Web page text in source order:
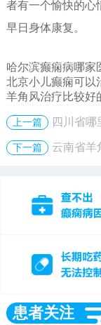
者有一个愉快的心
早日身体康复。
哈尔滨癫痫病哪家
北京小儿癫痫可以
羊角风治疗比较好
上一篇 四川省
下一篇 云南省羊
患者关注